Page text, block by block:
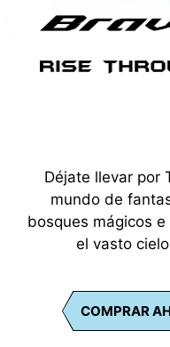
Déjate llevar por
mundo de
bosques mágicos e
el vasto
COMPRAR